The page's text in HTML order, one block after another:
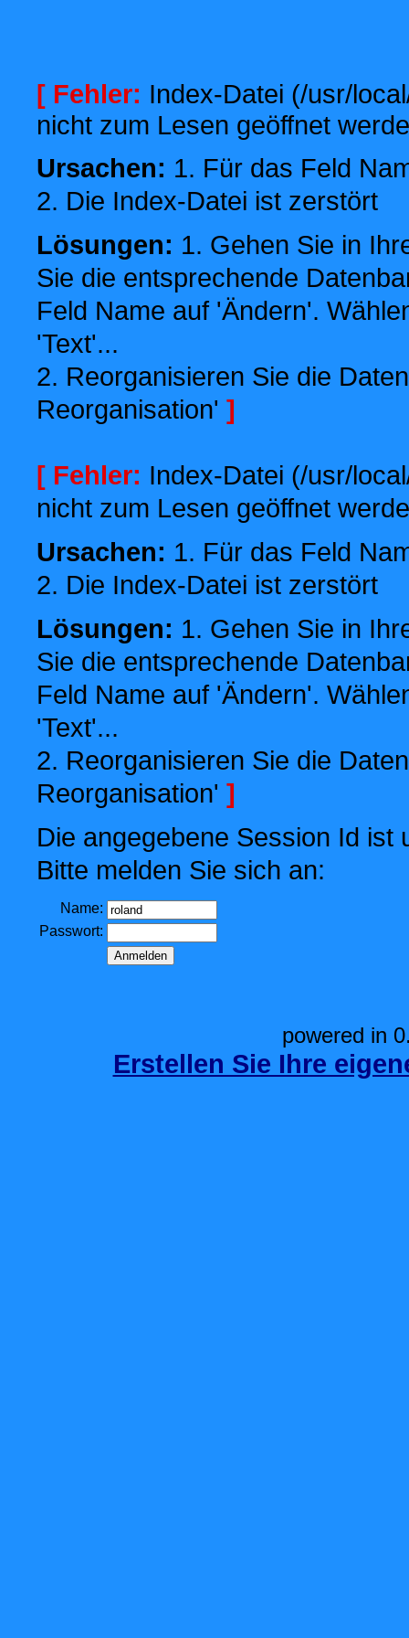
[ Fehler: Index-Datei (/usr/
nicht zum Lesen geöffnet
Ursachen: 1. Für das Feld
2. Die Index-Datei ist zerstört
Lösungen: 1. Gehen Sie in
Sie die entsprechende
Feld Name auf 'Ändern'.
'Text'...
2. Reorganisieren Sie die
Reorganisation' ]
[ Fehler: Index-Datei (/usr/
nicht zum Lesen geöffnet
Ursachen: 1. Für das Feld
2. Die Index-Datei ist zerstört
Lösungen: 1. Gehen Sie in
Sie die entsprechende
Feld Name auf 'Ändern'.
'Text'...
2. Reorganisieren Sie die
Reorganisation' ]
Die angegebene Session Id ist
Bitte melden Sie sich an:
Name:
Passwort:
powered in
Erstellen Sie Ihre